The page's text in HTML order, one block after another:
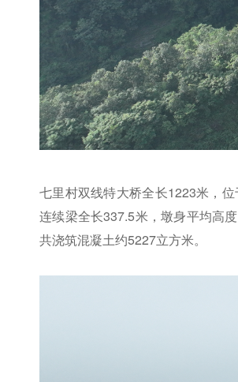
七里村双线特大桥全长1223米，
连续梁全长337.5米，墩身平均高
共浇筑混凝土约5227立方米。